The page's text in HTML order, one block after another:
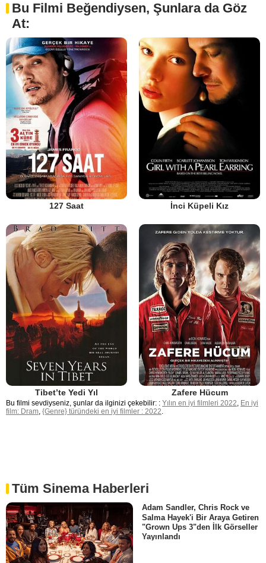
Bu Filmi Beğendiysen, Şunlara da Göz
At:
127 Saat İnci Küpeli Kız
Tibet’te Yedi Yıl Zafere Hücum
Bu filmi sevdiyseniz, şunlar da ilginizi çekebilir: : Yılın en iyi filmleri 2022, En iyi
film: Dram, {Genre} türündeki en iyi filmler : 2022.
Tüm Sinema Haberleri
Adam Sandler, Chris Rock ve
Salma Hayek'i Bir Araya Getiren
"Grown Ups 3"den İlk Görseller
Yayınlandı